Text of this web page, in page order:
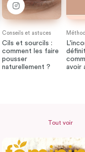
Conseils et astuces
Cils et sourcils :
comment les faire
pousser
naturellement ?
avoir
Tout voir